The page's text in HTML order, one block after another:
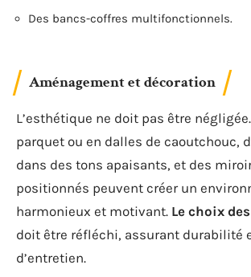
Des bancs-coffres multifonctionnels.
Aménagement et décoration
L’esthétique ne doit pas être
parquet ou en dalles de caoutchouc,
dans des tons apaisants, et des
positionnés peuvent créer un
harmonieux et motivant. Le choix
doit être réfléchi, assurant durabilité
d’entretien.